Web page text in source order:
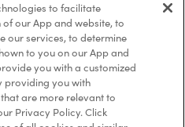
to facilitate
our App and website, to
our services, to determine
to you on our App and
you with a customized
providing you with
are more relevant to
Privacy Policy. Click